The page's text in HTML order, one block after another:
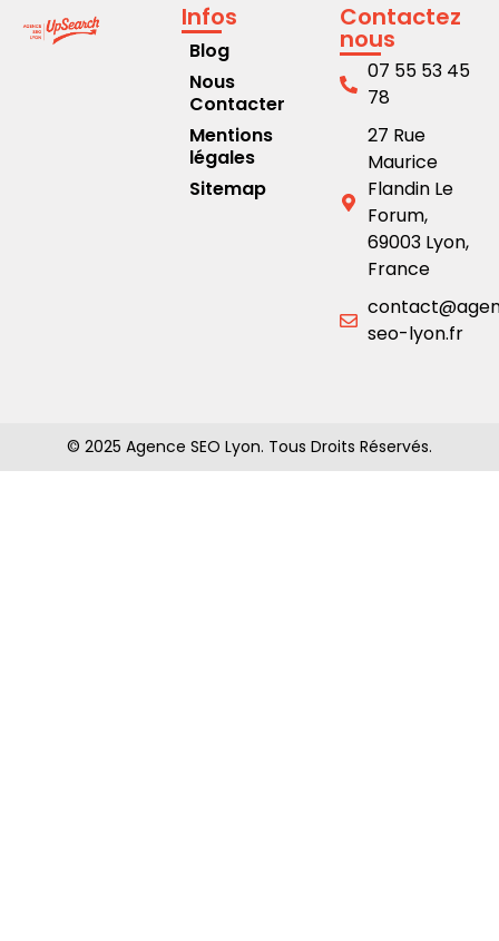
Infos
Blog
Nous
Contacter
Mentions
légales
Sitemap
Contactez
nous
07 55 53 45
78
27 Rue
Maurice
Flandin Le
Forum,
69003 Lyon,
France
seo-lyon.fr
© 2025 Agence SEO Lyon. Tous Droits Réservés.